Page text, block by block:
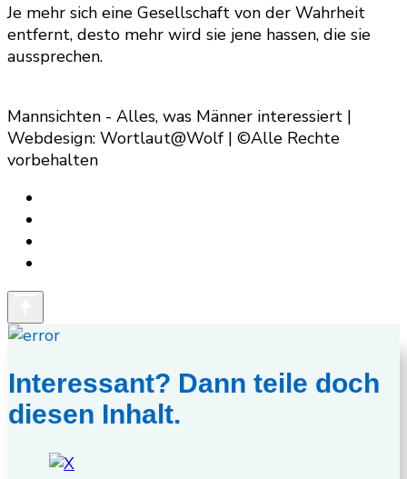
Je mehr sich eine Gesellschaft von der Wahrheit
entfernt, desto mehr wird sie jene hassen, die sie
aussprechen.
Mannsichten - Alles, was Männer interessiert |
Webdesign: Wortlaut@Wolf | ©Alle Rechte
vorbehalten
Interessant? Dann teile doch
diesen Inhalt.